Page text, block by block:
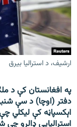
ارشیف، د استرالیا بیرق
په افغانستان کې د